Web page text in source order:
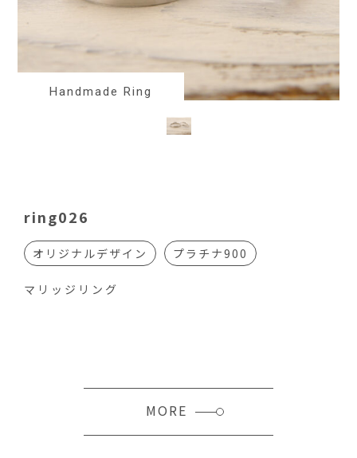
Handmade Ring
ring026
オリジナルデザイン プラチナ900
マリッジリング
MORE